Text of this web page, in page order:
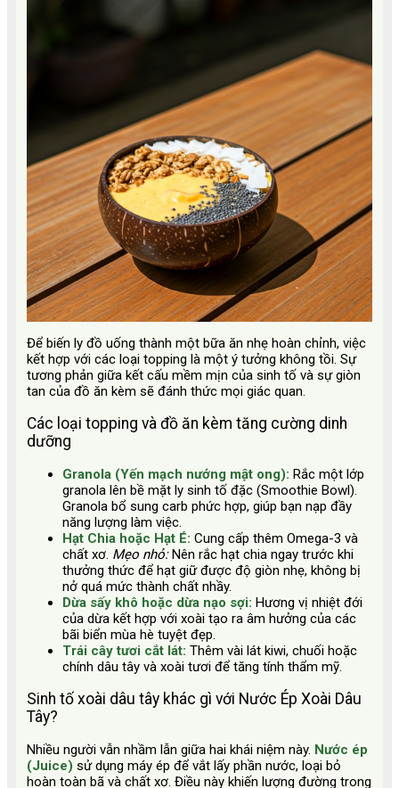
Để biến ly đồ uống thành một bữa ăn nhẹ hoàn chỉnh, việc
kết hợp với các loại topping là một ý tưởng không tồi. Sự
tương phản giữa kết cấu mềm mịn của sinh tố và sự giòn
tan của đồ ăn kèm sẽ đánh thức mọi giác quan.
Các loại topping và đồ ăn kèm tăng cường dinh
dưỡng
Granola (Yến mạch nướng mật ong): Rắc một lớp
granola lên bề mặt ly sinh tố đặc (Smoothie Bowl).
Granola bổ sung carb phức hợp, giúp bạn nạp đầy
năng lượng làm việc.
Hạt Chia hoặc Hạt É: Cung cấp thêm Omega-3 và
chất xơ. Mẹo nhỏ:Nên rắc hạt chia ngay trước khi
thưởng thức để hạt giữ được độ giòn nhẹ, không bị
nở quá mức thành chất nhầy.
Dừa sấy khô hoặc dừa nạo sợi: Hương vị nhiệt đới
của dừa kết hợp với xoài tạo ra âm hưởng của các
bãi biển mùa hè tuyệt đẹp.
Trái cây tươi cắt lát: Thêm vài lát kiwi, chuối hoặc
chính dâu tây và xoài tươi để tăng tính thẩm mỹ.
Sinh tố xoài dâu tây khác gì với Nước Ép Xoài Dâu
Tây?
Nhiều người vẫn nhầm lẫn giữa hai khái niệm này. Nước ép
(Juice) sử dụng máy ép để vắt lấy phần nước, loại bỏ
hoàn toàn bã và chất xơ. Điều này khiến lượng đường trong